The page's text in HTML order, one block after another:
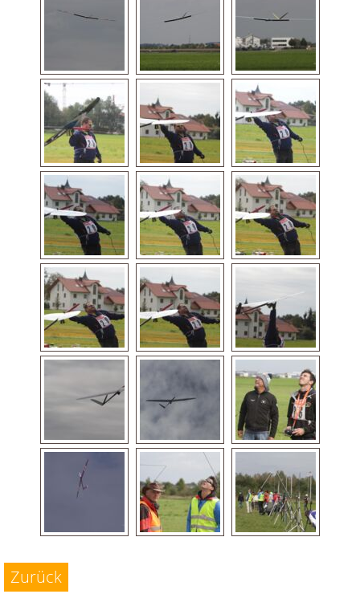
Zurück